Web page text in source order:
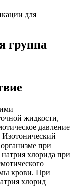
для
группа
жидкости,
давление
при
хлорида при
крови. При
хлорид